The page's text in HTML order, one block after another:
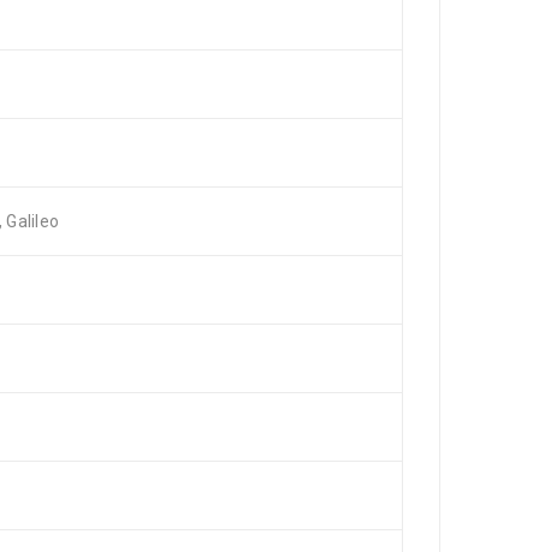
Galileo